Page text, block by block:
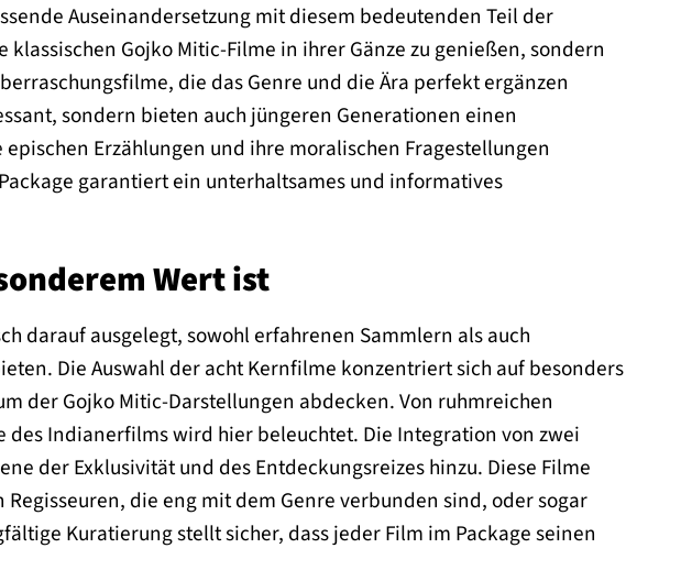
Auseinandersetzung mit diesem bedeutenden Teil der
Gojko Mitic-Filme in ihrer Gänze zu genießen, sondern
die das Genre und die Ära perfekt ergänzen
sondern bieten auch jüngeren Generationen einen
Erzählungen und ihre moralischen Fragestellungen
garantiert ein unterhaltsames und informatives
Wert ist
darauf ausgelegt, sowohl erfahrenen Sammlern als auch
Die Auswahl der acht Kernfilme konzentriert sich auf besonders
der Gojko Mitic-Darstellungen abdecken. Von ruhmreichen
des Indianerfilms wird hier beleuchtet. Die Integration von zwei
der Exklusivität und des Entdeckungsreizes hinzu. Diese Filme
die eng mit dem Genre verbunden sind, oder sogar
Kuratierung stellt sicher, dass jeder Film im Package seinen